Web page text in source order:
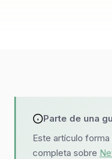
Parte de una
Este artículo
completa sobre